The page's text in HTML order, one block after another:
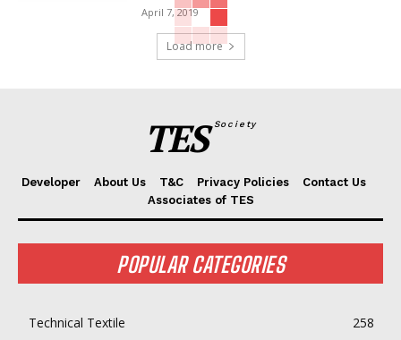
April 7, 2019
Load more
TES Society
Developer About Us T&C Privacy Policies
Contact Us
Associates of TES
POPULAR CATEGORIES
Technical Textile
258